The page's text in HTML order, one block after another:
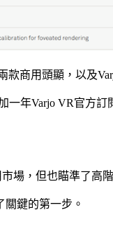
商用頭顯，以及
年Varjo VR官方
場，但也瞄準了高
關鍵的第一步。